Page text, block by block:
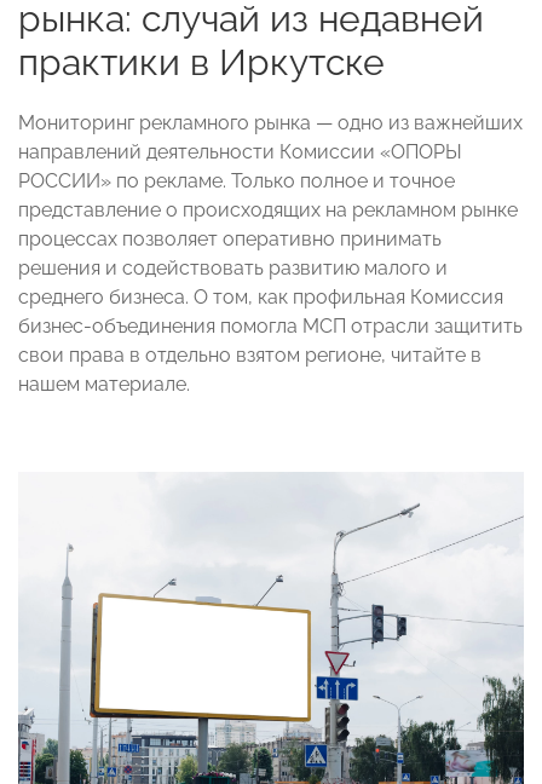
рынка: случай из недавней
практики в Иркутске
Мониторинг рекламного рынка — одно из важнейших
направлений деятельности Комиссии «ОПОРЫ
РОССИИ» по рекламе. Только полное и точное
представление о происходящих на рекламном рынке
процессах позволяет оперативно принимать
решения и содействовать развитию малого и
среднего бизнеса. О том, как профильная Комиссия
бизнес-объединения помогла МСП отрасли защитить
свои права в отдельно взятом регионе, читайте в
нашем материале.